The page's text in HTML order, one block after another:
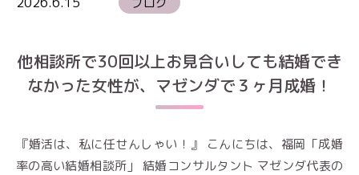
他相談所で30回以上お見合いしても結婚でき
なかった女性が、マゼンダで３ヶ月成婚！
『婚活は、私に任せんしゃい！』 こんにちは、福岡「成婚
率の高い結婚相談所」 結婚コンサルタント マゼンダ代表の